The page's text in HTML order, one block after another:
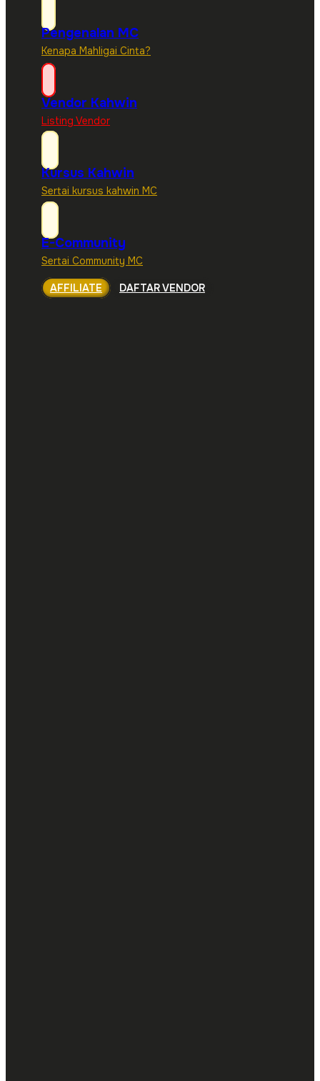
Pengenalan MC
Kenapa Mahligai Cinta?
Vendor Kahwin
Listing Vendor
Kursus Kahwin
Sertai kursus kahwin MC
E-Community
Sertai Community MC
AFFILIATE DAFTAR VENDOR